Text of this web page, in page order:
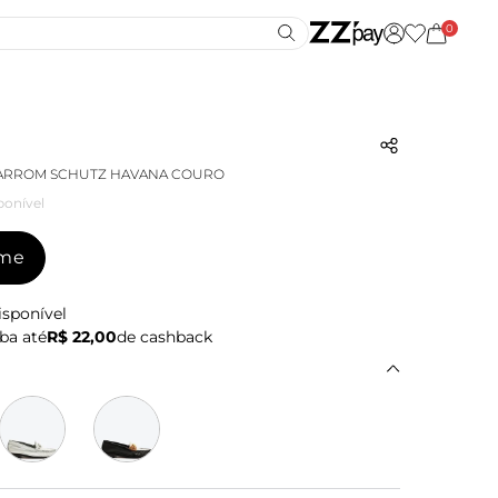
0
SCHUTZ HAVANA COURO
atéR$ 22,00de cashback